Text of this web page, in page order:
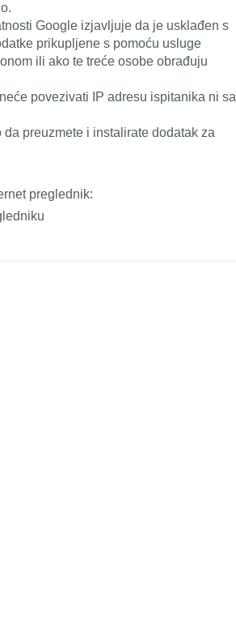
Google izjavljuje da je usklađen s
prikupljene s pomoću usluge
ili ako te treće osobe obrađuju
povezivati IP adresu ispitanika ni sa
da preuzmete i instalirate dodatak za
preglednik: